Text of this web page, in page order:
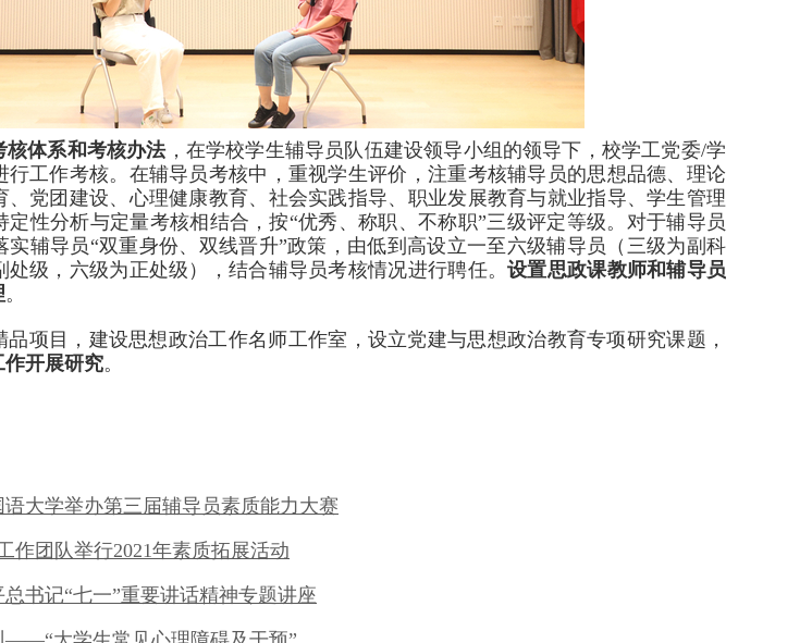
核体系和考核办法， 在学校学生辅导员队伍建设领导小组的领导下，校学工党委/学
工作考核。在辅导员考核中，重视学生评价，注重考核辅导员的思想品德、理论
党团建设、心理健康教育、社会实践指导、职业发展教育与就业指导、学生管理
定性分析与定量考核相结合 ，按“优秀、称职、不称职”三级评定等级。对于辅导员
实辅导员 “双重身份、双线晋升”政策 ，由低到高设立一至六级辅导员（三级为副科
级，六级为正处级），结合辅导员考核情况进行聘任。设置思政课教师和辅导员
。
项目，建设思想政治工作名师工作室，设立党建与思想政治教育专项研究课题，
开展研究。
大学举办第三届辅导员素质能力大赛
作团队举行2021年素质拓展活动
书记“七一”重要讲话精神专题讲座